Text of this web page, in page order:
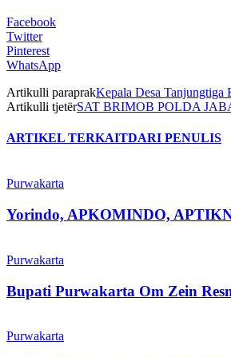
Facebook
Twitter
Pinterest
WhatsApp
Artikulli paraprakKepala Desa Tanjungtiga
Artikulli tjetërSAT BRIMOB POLDA
ARTIKEL TERKAITDARI PENULIS
Purwakarta
Yorindo, APKOMINDO,
Purwakarta
Bupati Purwakarta Om Zein
Purwakarta